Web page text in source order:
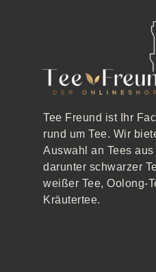
Tee Freund ist Ihr
rund um Tee. Wir
Auswahl an Tees
darunter schwarzer
weißer Tee, Oolong-
Kräutertee.